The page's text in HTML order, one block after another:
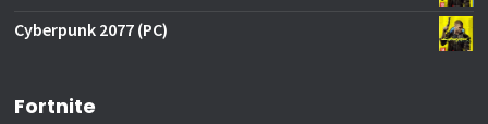
Cyberpunk 2077 (PC)
Fortnite